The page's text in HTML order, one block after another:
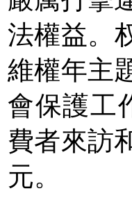
法權益。
維權年主
會保護工
費者來訪
元。